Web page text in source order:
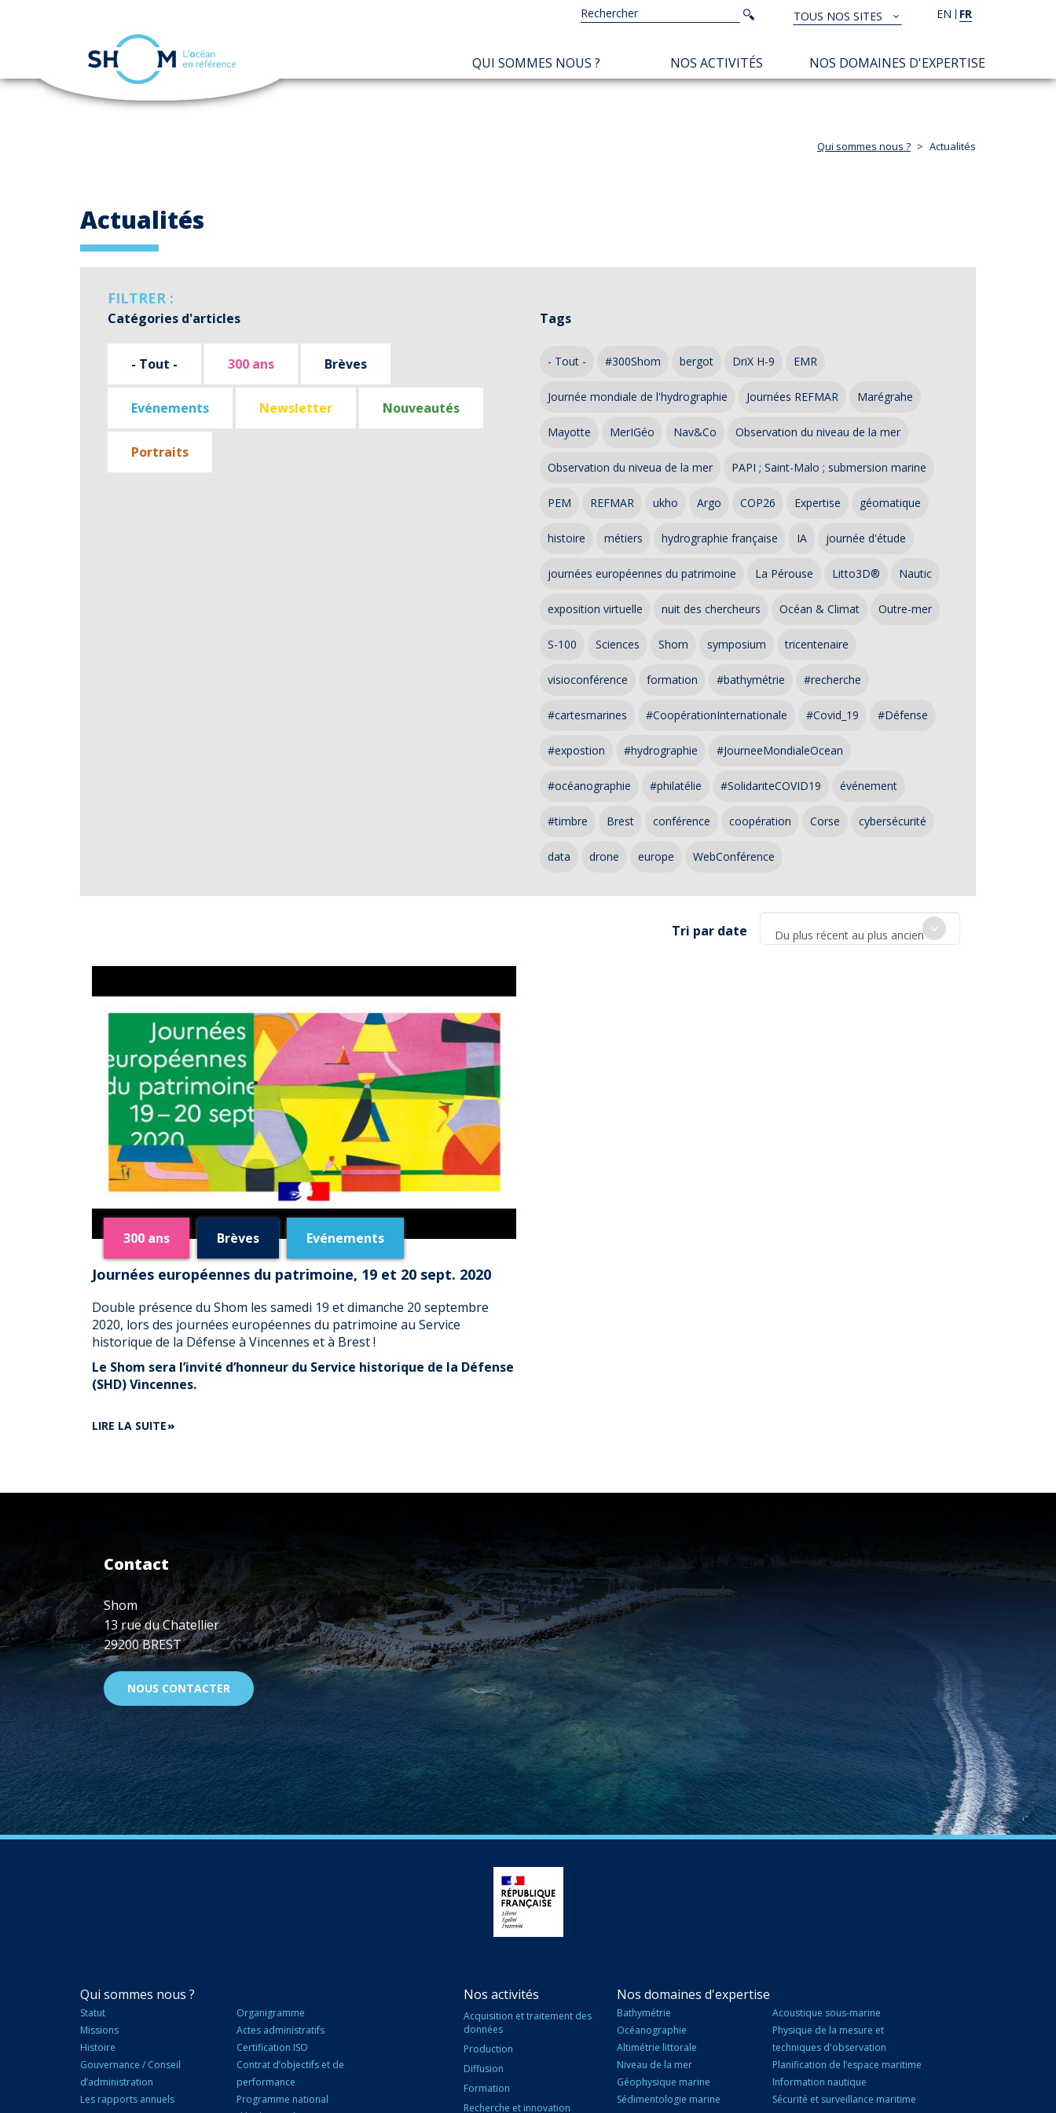
Aller
EN FR
TOUS
NOS
SITES
TOUS NOS SITES
Rechercher
Rechercher
NAVIGATION
PRINCIPALE
QUI SOMMES NOUS ? NOS ACTIVITÉS NOS DOMAINES D'EXPERTISE
Qui sommes nous ? Actualités
Actualités
FILTRER :
Catégories d'articles
- Tout - 300 ans Brèves
Evénements Newsletter Nouveautés
Portraits
Tags
- Tout - #300Shom bergot DriX H-9 EMR
Journée mondiale de l'hydrographie Journées REFMAR Marégrahe
Mayotte MerIGéo Nav&Co Observation du niveau de la mer
Observation du niveua de la mer PAPI ; Saint-Malo ; submersion marine
PEM REFMAR ukho Argo COP26 Expertise géomatique
histoire métiers hydrographie française IA journée d'étude
journées européennes du patrimoine La Pérouse Litto3D® Nautic
exposition virtuelle nuit des chercheurs Océan & Climat Outre-mer
S-100 Sciences Shom symposium tricentenaire
visioconférence formation #bathymétrie #recherche
#cartesmarines #CoopérationInternationale #Covid_19 #Défense
#expostion #hydrographie #JourneeMondialeOcean
#océanographie #philatélie #SolidariteCOVID19 événement
#timbre Brest conférence coopération Corse cybersécurité
data drone europe WebConférence
Tri par date Du plus récent au plus ancien
300 ans Brèves Evénements
Journées européennes du patrimoine, 19 et 20 sept. 2020
Double présence du Shom les samedi 19 et dimanche 20 septembre
2020, lors des journées européennes du patrimoine au Service
historique de la Défense à Vincennes et à Brest !
Le Shom sera l’invité d’honneur du Service historique de la Défense
(SHD) Vincennes.
LIRE LA SUITEDE
2020
Contact
Shom
13 rue du Chatellier
29200 BREST
NOUS CONTACTER
NAVIGATION
PRINCIPALE
Qui sommes nous ?
Statut
Missions
Histoire
Gouvernance / Conseil
d’administration
Les rapports annuels
Organigramme
Actes administratifs
Certification ISO
Contrat d’objectifs et de
performance
Programme national
Nos activités
Acquisition et traitement des
données
Production
Diffusion
Formation
Recherche et innovation
Nos domaines d'expertise
Bathymétrie
Océanographie
Altimétrie littorale
Niveau de la mer
Géophysique marine
Sédimentologie marine
Acoustique sous-marine
Physique de la mesure et
techniques d'observation
Planification de l’espace maritime
Information nautique
Sécurité et surveillance maritime